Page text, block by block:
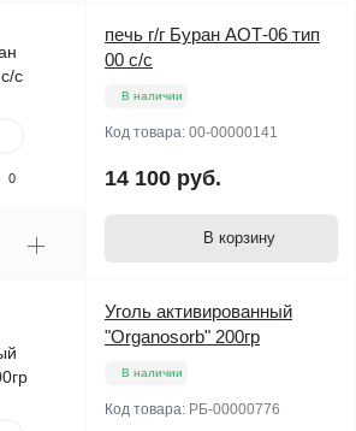
0
печь г/г Буран АОТ-06 тип
00 с/с
В наличии
Код товара: 00-00000141
14 100 руб.
В корзину
Уголь активированный
"Organosorb" 200гр
В наличии
Код товара: РБ-00000776